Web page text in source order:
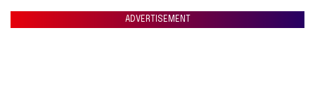
ADVERTISEMENT